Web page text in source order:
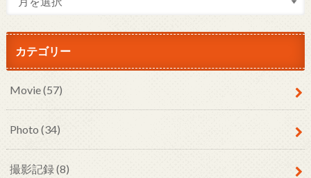
カテゴリー
Movie(57)
Photo (34)
撮影記録(8)